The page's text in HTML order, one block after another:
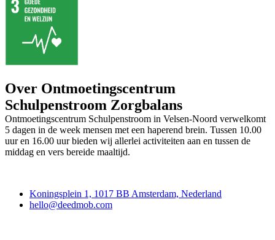
Over Ontmoetingscentrum
Schulpenstroom Zorgbalans
Ontmoetingscentrum Schulpenstroom in Velsen-Noord verwelkomt
5 dagen in de week mensen met een haperend brein. Tussen 10.00
uur en 16.00 uur bieden wij allerlei activiteiten aan en tussen de
middag en vers bereide maaltijd.
Koningsplein 1, 1017 BB Amsterdam, Nederland
hello@deedmob.com